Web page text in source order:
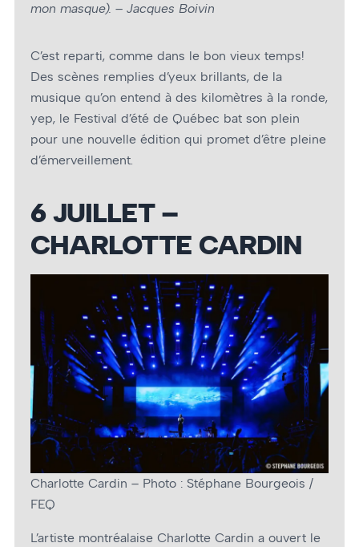
mon masque). – Jacques Boivin
C’est reparti, comme dans le bon vieux temps!
Des scènes remplies d’yeux brillants, de la
musique qu’on entend à des kilomètres à la ronde,
yep, le Festival d’été de Québec bat son plein
pour une nouvelle édition qui promet d’être pleine
d’émerveillement.
6 JUILLET –
CHARLOTTE CARDIN
Charlotte Cardin – Photo : Stéphane Bourgeois /
FEQ
L’artiste montréalaise Charlotte Cardin a ouvert le